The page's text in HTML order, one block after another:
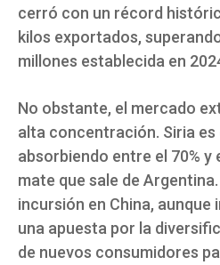
cerró con un récord
kilos exportados,
millones establecida en
No obstante, el mercado
alta concentración. Siria
absorbiendo entre el 70% y
mate que sale de
incursión en China,
una apuesta por la
de nuevos consumidores